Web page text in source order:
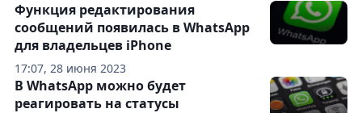
17:07, 28 июня 2023
Функция редактирования
сообщений появилась в WhatsApp
для владельцев iPhone
В WhatsApp можно будет
реагировать на статусы